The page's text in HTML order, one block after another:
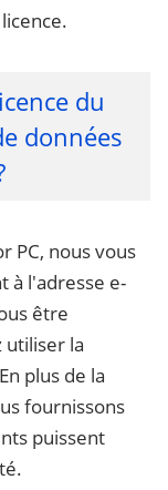
du
données
PC, nous vous
à l'adresse e-
être
utiliser la
plus de la
fournissons
puissent